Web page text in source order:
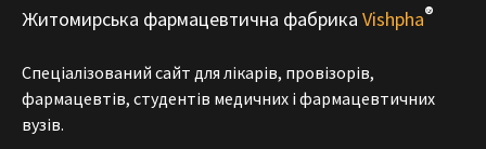
Житомирська фармацевтична фабрика Vishpha®
Спеціалізований сайт для лікарів, провізорів,
фармацевтів, студентів медичних і фармацевтичних
вузів.